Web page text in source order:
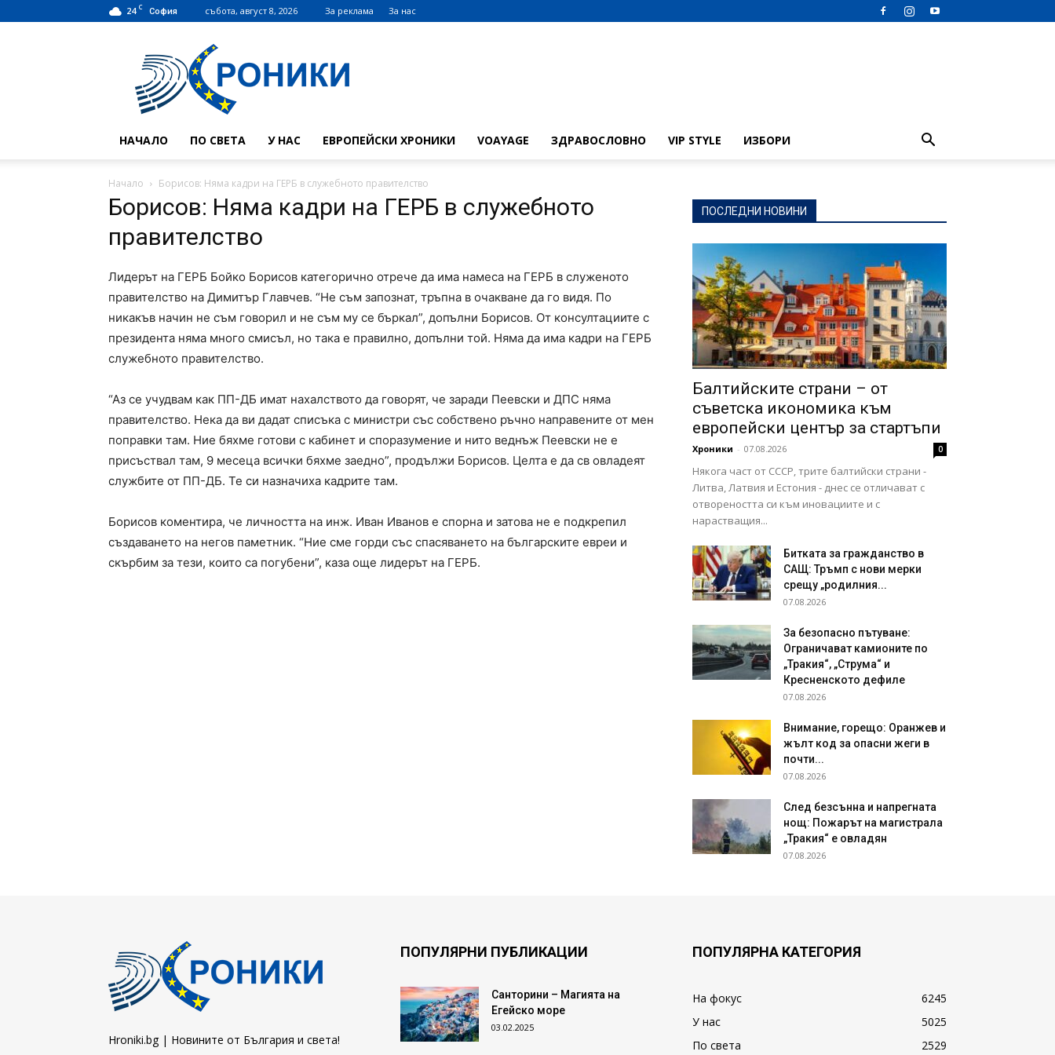
24 C София събота, август 8, 2026 За реклама За нас
НАЧАЛО ПО СВЕТА У НАС ЕВРОПЕЙСКИ ХРОНИКИ VOAYAGE ЗДРАВОСЛОВНО VIP STYLE ИЗБОРИ
Начало Борисов: Няма кадри на ГЕРБ в служебното правителство
Борисов: Няма кадри на ГЕРБ в служебното
правителство
Лидерът на ГЕРБ Бойко Борисов категорично отрече да има намеса на ГЕРБ в служеното
правителство на Димитър Главчев. “Не съм запознат, тръпна в очакване да го видя. По
никакъв начин не съм говорил и не съм му се бъркал”, допълни Борисов. От консултациите с
президента няма много смисъл, но така е правилно, допълни той. Няма да има кадри на ГЕРБ
служебното правителство.
“Аз се учудвам как ПП-ДБ имат нахалството да говорят, че заради Пеевски и ДПС няма
правителство. Нека да ви дадат списъка с министри със собствено ръчно направените от мен
поправки там. Ние бяхме готови с кабинет и споразумение и нито веднъж Пеевски не е
присъствал там, 9 месеца всички бяхме заедно”, продължи Борисов. Целта е да св овладеят
службите от ПП-ДБ. Те си назначиха кадрите там.
Борисов коментира, че личността на инж. Иван Иванов е спорна и затова не е подкрепил
създаването на негов паметник. “Ние сме горди със спасяването на българските евреи и
скърбим за тези, които са погубени”, каза още лидерът на ГЕРБ.
ПОСЛЕДНИ НОВИНИ
Балтийските страни – от
съветска икономика към
европейски център за стартъпи
Хроники - 07.08.2026 0
Някога част от СССР, трите балтийски страни -
Литва, Латвия и Естония - днес се отличават с
отвореността си към иновациите и с
нарастващия...
Битката за гражданство в
САЩ: Тръмп с нови мерки
срещу „родилния...
07.08.2026
За безопасно пътуване:
Ограничават камионите по
„Тракия“, „Струма“ и
Кресненското дефиле
07.08.2026
Внимание, горещо: Оранжев и
жълт код за опасни жеги в
почти...
07.08.2026
След безсънна и напрегната
нощ: Пожарът на магистрала
„Тракия“ е овладян
07.08.2026
Hroniki.bg | Новините от България и света!
ПОПУЛЯРНИ ПУБЛИКАЦИИ
Санторини – Магията на
Егейско море
03.02.2025
ПОПУЛЯРНА КАТЕГОРИЯ
На фокус
6245
У нас
5025
По света
2529